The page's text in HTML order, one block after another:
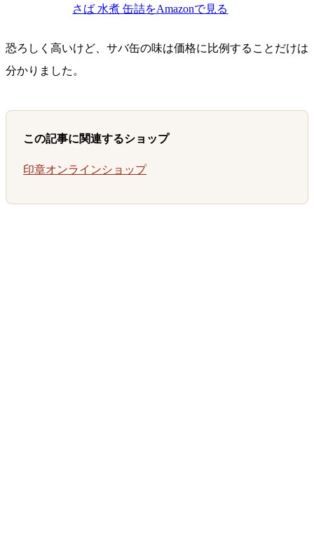
さば 水煮 缶詰をAmazonで見る
恐ろしく高いけど、サバ缶の味は価格に比例することだけは
分かりました。
この記事に関連するショップ
印章オンラインショップ